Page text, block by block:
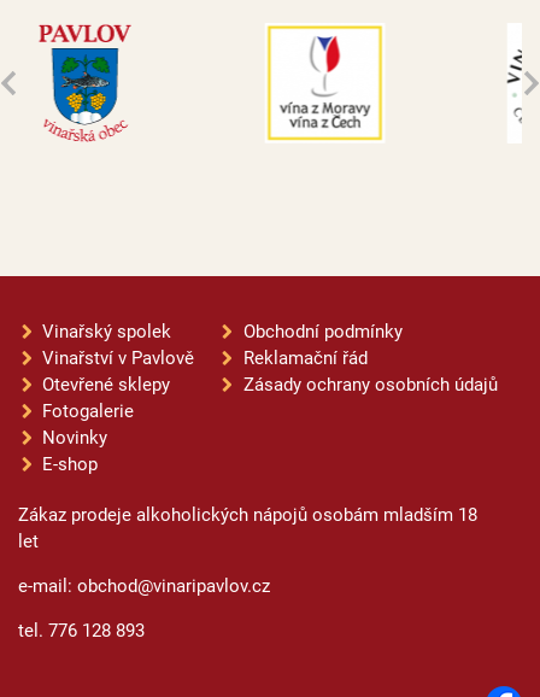
Vinařský spolek
Vinařství v Pavlově
Otevřené sklepy
Fotogalerie
Novinky
E-shop
Obchodní podmínky
Reklamační řád
Zásady ochrany osobních údajů
Zákaz prodeje alkoholických nápojů osobám mladším 18
let
e-mail: obchod@vinaripavlov.cz
tel. 776 128 893